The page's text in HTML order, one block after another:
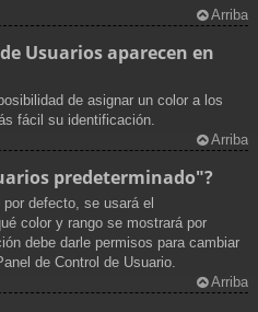
Arriba
Usuarios aparecen en
de asignar un color a los
fácil su identificación.
Arriba
predeterminado"?
defecto, se usará el
color y rango se mostrará por
debe darle permisos para cambiar
de Control de Usuario.
Arriba